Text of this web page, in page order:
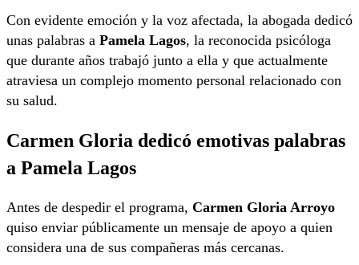
Con evidente emoción y la voz afectada, la abogada dedicó
unas palabras a Pamela Lagos, la reconocida psicóloga
que durante años trabajó junto a ella y que actualmente
atraviesa un complejo momento personal relacionado con
su salud.
Carmen Gloria dedicó emotivas palabras
a Pamela Lagos
Antes de despedir el programa, Carmen Gloria Arroyo
quiso enviar públicamente un mensaje de apoyo a quien
considera una de sus compañeras más cercanas.